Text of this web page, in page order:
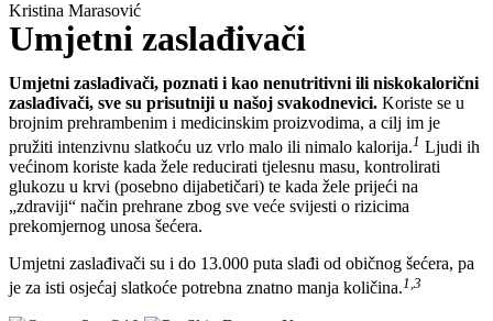
Kristina Marasović
Umjetni zaslađivači
Umjetni zaslađivači, poznati i kao nenutritivni ili niskokalorični
zaslađivači, sve su prisutniji u našoj svakodnevici. Koriste se u
brojnim prehrambenim i medicinskim proizvodima, a cilj im je
pružiti intenzivnu slatkoću uz vrlo malo ili nimalo kalorija.1 Ljudi ih
većinom koriste kada žele reducirati tjelesnu masu, kontrolirati
glukozu u krvi (posebno dijabetičari) te kada žele prijeći na
„zdraviji“ način prehrane zbog sve veće svijesti o rizicima
prekomjernog unosa šećera.
Umjetni zaslađivači su i do 13.000 puta slađi od običnog šećera, pa
je za isti osjećaj slatkoće potrebna znatno manja količina.1,3